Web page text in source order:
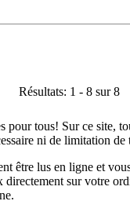
Résultats: 1 - 8 sur 8
pour tous! Sur ce site,
ni de limitation de
être lus en ligne et
directement sur votre